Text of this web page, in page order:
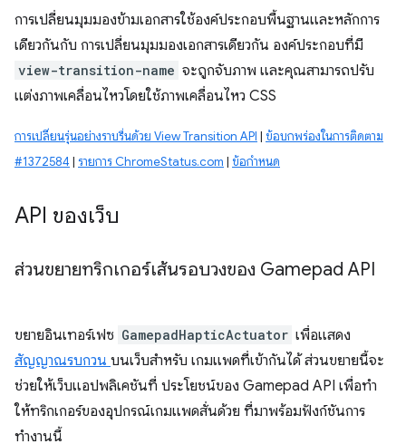
การเปลี่ยนมุมมองข้ามเอกสารใช้องค์ประกอบพื้นฐานและหลักการ
เดียวกันกับ การเปลี่ยนมุมมองเอกสารเดียวกัน องค์ประกอบที่มี
view-transition-name จะถูกจับภาพ และคุณสามารถปรับ
แต่งภาพเคลื่อนไหวโดยใช้ภาพเคลื่อนไหว CSS
การเปลี่ยนรุ่นอย่างราบรื่นด้วย View Transition API | ข้อบกพร่องในการติดตาม
#1372584 | รายการ ChromeStatus.com | ข้อกำหนด
API ของเว็บ
ส่วนขยายทริกเกอร์เส้นรอบวงของ Gamepad API
ขยายอินเทอร์เฟซ GamepadHapticActuator เพื่อแสดง
สัญญาณรบกวน บนเว็บสำหรับ เกมแพดที่เข้ากันได้ ส่วนขยายนี้จะ
ช่วยให้เว็บแอปพลิเคชันที่ ประโยชน์ของ Gamepad API เพื่อทำ
ให้ทริกเกอร์ของอุปกรณ์เกมแพดสั่นด้วย ที่มาพร้อมฟังก์ชันการ
ทำงานนี้